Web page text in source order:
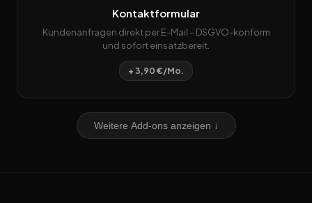
Kontaktformular
Kundenanfragen direkt per E-Mail – DSGVO-konform
und sofort einsatzbereit.
+ 3,90 €/Mo.
Weitere Add-ons anzeigen ↓